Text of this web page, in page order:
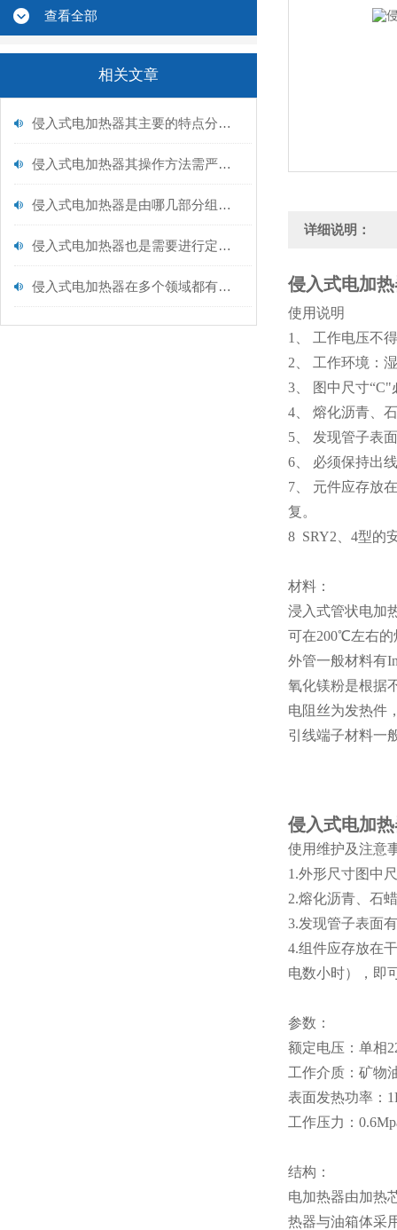
查看全部
相关文章
侵入式电加热器其主要的特点分别是什么？
侵入式电加热器其操作方法需严格遵循以下核心步骤
侵入式电加热器是由哪几部分组成的呢？
侵入式电加热器也是需要进行定期保养的
侵入式电加热器在多个领域都有着广泛的应用
详细说明：
侵入式电加
使用说明
1、 工作电压不
2、 工作环境：
3、 图中尺寸
4、 熔化沥青、
5、 发现管子表
6、 必须保持出
7、 元件应存放
复。
8 SRY2、4型的
材料：
浸入式管状电加
可在200℃左右的
外管一般材料有
氧化镁粉是根据
电阻丝为发热件
引线端子材料一
侵入式电加
使用维护及注意
1.外形尺寸图中
2.熔化沥青、石
3.发现管子表面
4.组件应存放在
电数小时），即
参数：
额定电压：单相
工作介质：矿物
表面发热功率：
工作压力：
结构：
电加热器由加热
热器与油箱体采